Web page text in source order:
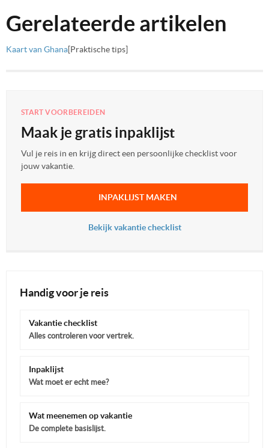
Gerelateerde artikelen
Kaart van Ghana[Praktische tips]
START VOORBEREIDEN
Maak je gratis inpaklijst
Vul je reis in en krijg direct een persoonlijke checklist voor
jouw vakantie.
INPAKLIJST MAKEN
Bekijk vakantie checklist
Handig voor je reis
Vakantie checklist
Alles controleren voor vertrek.
Inpaklijst
Wat moet er echt mee?
Wat meenemen op vakantie
De complete basislijst.